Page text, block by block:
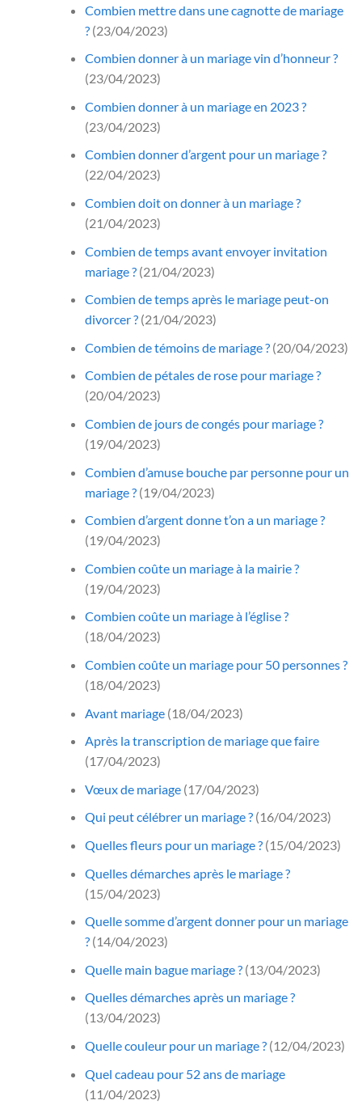
Combien mettre dans une cagnotte de mariage
?(23/04/2023)
Combien donner à un mariage vin d’honneur ?
(23/04/2023)
Combien donner à un mariage en 2023 ?
(23/04/2023)
Combien donner d’argent pour un mariage ?
(22/04/2023)
Combien doit on donner à un mariage ?
(21/04/2023)
Combien de temps avant envoyer invitation
mariage ?(21/04/2023)
Combien de temps après le mariage peut-on
divorcer ?(21/04/2023)
Combien de témoins de mariage ?(20/04/2023)
Combien de pétales de rose pour mariage ?
(20/04/2023)
Combien de jours de congés pour mariage ?
(19/04/2023)
Combien d’amuse bouche par personne pour un
mariage ?(19/04/2023)
Combien d’argent donne t’on a un mariage ?
(19/04/2023)
Combien coûte un mariage à la mairie ?
(19/04/2023)
Combien coûte un mariage à l’église ?
(18/04/2023)
Combien coûte un mariage pour 50 personnes ?
(18/04/2023)
Avant mariage(18/04/2023)
Après la transcription de mariage que faire
(17/04/2023)
Vœux de mariage(17/04/2023)
Qui peut célébrer un mariage ?(16/04/2023)
Quelles fleurs pour un mariage ?(15/04/2023)
Quelles démarches après le mariage ?
(15/04/2023)
Quelle somme d’argent donner pour un mariage
?(14/04/2023)
Quelle main bague mariage ?(13/04/2023)
Quelles démarches après un mariage ?
(13/04/2023)
Quelle couleur pour un mariage ?(12/04/2023)
Quel cadeau pour 52 ans de mariage
(11/04/2023)